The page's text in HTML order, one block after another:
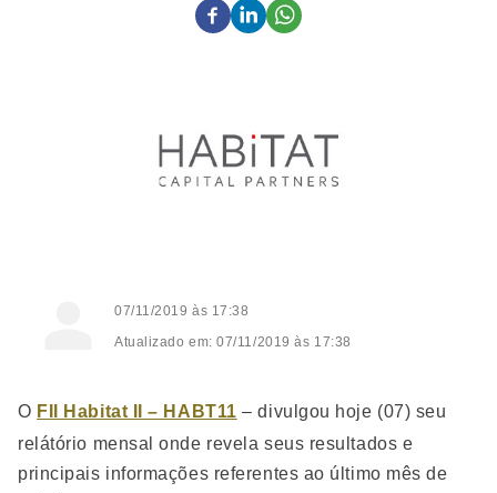
07/11/2019 às 17:38
Atualizado em: 07/11/2019 às 17:38
O FII Habitat II – HABT11 – divulgou hoje (07) seu
relátório mensal onde revela seus resultados e
principais informações referentes ao último mês de